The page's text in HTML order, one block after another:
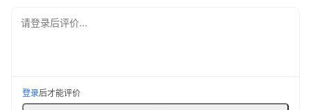
请登录后评价...
登录后才能评价